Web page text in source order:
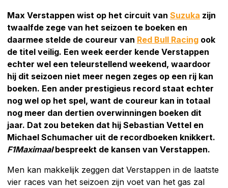
Max Verstappen wist op het circuit van Suzuka zijn
twaalfde zege van het seizoen te boeken en
daarmee stelde de coureur van Red Bull Racing ook
de titel veilig. Een week eerder kende Verstappen
echter wel een teleurstellend weekend, waardoor
hij dit seizoen niet meer negen zeges op een rij kan
boeken. Een ander prestigieus record staat echter
nog wel op het spel, want de coureur kan in totaal
nog meer dan dertien overwinningen boeken dit
jaar. Dat zou beteken dat hij Sebastian Vettel en
Michael Schumacher uit de recordboeken knikkert.
F1Maximaalbespreekt de kansen van Verstappen.
Men kan makkelijk zeggen dat Verstappen in de laatste
vier races van het seizoen zijn voet van het gas zal